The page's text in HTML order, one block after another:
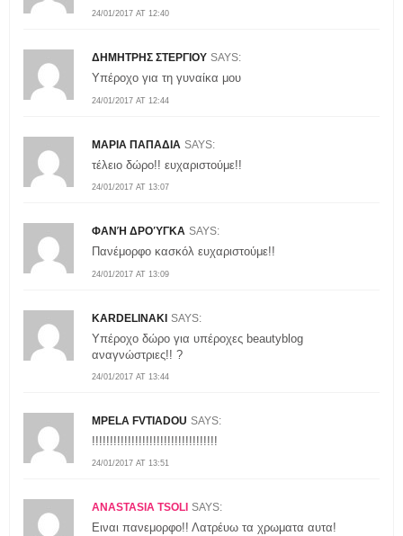
24/01/2017 AT 12:40
ΔΗΜΗΤΡΗΣ ΣΤΕΡΓΙΟΥ SAYS:
24/01/2017 AT 12:44
Υπέροχο για τη γυναίκα μου
ΜΑΡΙΑ ΠΑΠΑΔΙΑ SAYS:
24/01/2017 AT 13:07
τέλειο δώρο!! ευχαριστούμε!!
ΦΑΝΉ ΔΡΟΎΓΚΑ SAYS:
24/01/2017 AT 13:09
Πανέμορφο κασκόλ ευχαριστούμε!!
KARDELINAKI SAYS:
24/01/2017 AT 13:44
Υπέροχο δώρο για υπέροχες beautyblog
αναγνώστριες!! ?
MPELA FVTIADOU SAYS:
24/01/2017 AT 13:51
!!!!!!!!!!!!!!!!!!!!!!!!!!!!!!!!!!!
ANASTASIA TSOLI SAYS:
Ειναι πανεμορφο!! Λατρέυω τα χρωματα αυτα!